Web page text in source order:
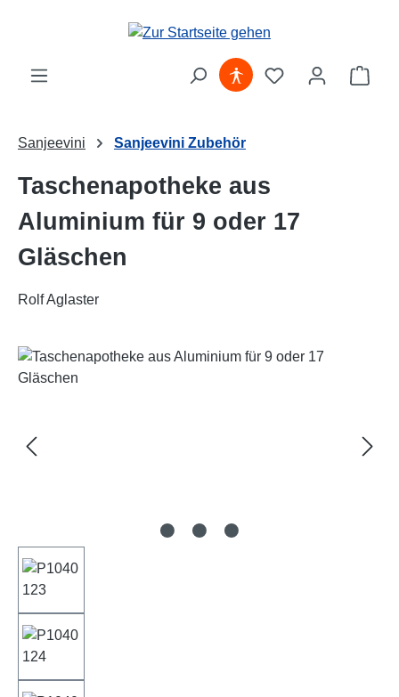
Zum Hauptinhalt springen
Sanjeevini Sanjeevini Zubehör
Taschenapotheke aus
Aluminium für 9 oder 17
Gläschen
Rolf Aglaster